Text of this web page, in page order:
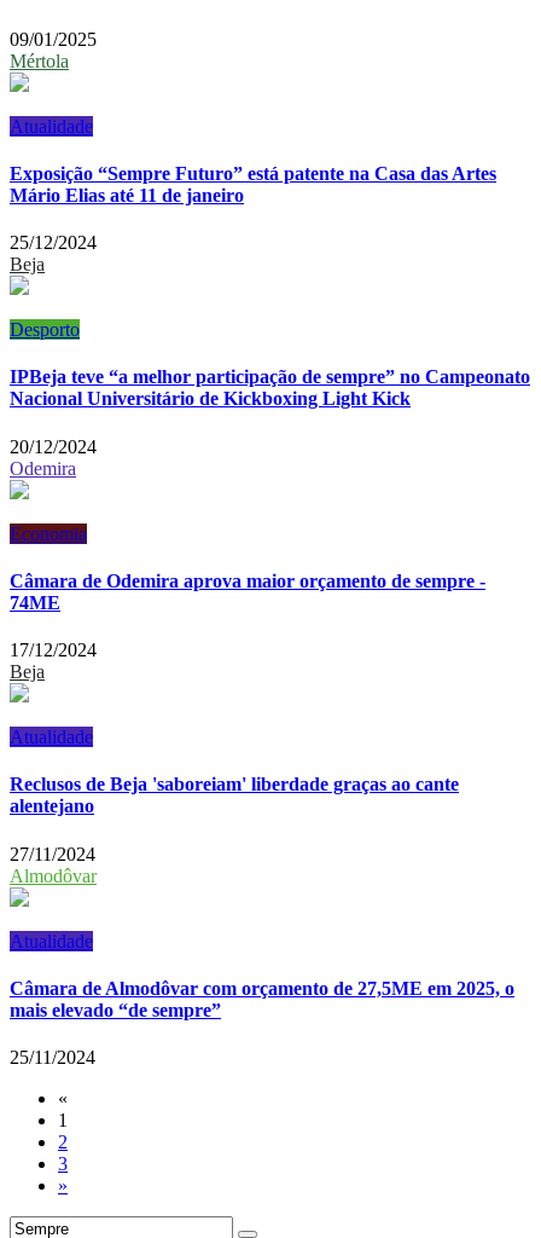
09/01/2025
Mértola
Atualidade
Exposição “Sempre Futuro” está patente na Casa das Artes
Mário Elias até 11 de janeiro
25/12/2024
Beja
Desporto
IPBeja teve “a melhor participação de sempre” no Campeonato
Nacional Universitário de Kickboxing Light Kick
20/12/2024
Odemira
Economia
Câmara de Odemira aprova maior orçamento de sempre -
74ME
17/12/2024
Beja
Atualidade
Reclusos de Beja 'saboreiam' liberdade graças ao cante
alentejano
27/11/2024
Almodôvar
Atualidade
Câmara de Almodôvar com orçamento de 27,5ME em 2025, o
mais elevado “de sempre”
25/11/2024
«
1
2
3
»